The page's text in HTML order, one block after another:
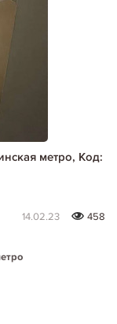
метро, Код:
14.02.23
458